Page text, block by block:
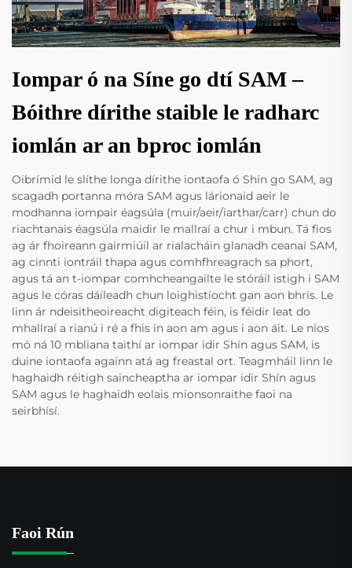
Iompar ó na Síne go dtí SAM –
Bóithre dírithe staible le radharc
iomlán ar an bproc iomlán
Oibrímid le slíthe longa dírithe iontaofa ó Shín go SAM, ag
scagadh portanna móra SAM agus lárionaid aeir le
modhanna iompair éagsúla (muir/aeir/iarthar/carr) chun do
riachtanais éagsúla maidir le mallraí a chur i mbun. Tá fios
ag ár fhoireann gairmiúil ar rialacháin glanadh ceanaí SAM,
ag cinnti iontráil thapa agus comhfhreagrach sa phort,
agus tá an t-iompar comhcheangailte le stóráil istigh i SAM
agus le córas dáileadh chun loighistíocht gan aon bhris. Le
linn ár ndeisitheoireacht digiteach féin, is féidir leat do
mhallraí a rianú i ré a fhis in aon am agus i aon áit. Le níos
mó ná 10 mbliana taithí ar iompar idir Shín agus SAM, is
duine iontaofa againn atá ag freastal ort. Teagmháil linn le
haghaidh réitigh saincheaptha ar iompar idir Shín agus
SAM agus le haghaidh eolais mionsonraithe faoi na
seirbhísí.
Faoi Rún